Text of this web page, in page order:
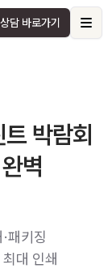
담 바로가기
박람회
벽
패키징
대 인쇄